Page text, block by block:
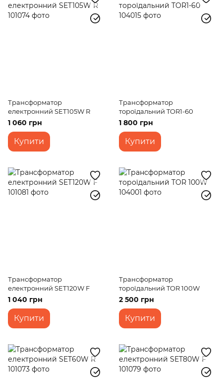
Трансформатор
електронний SET105W R
1 060 грн
Купити
Трансформатор
тороїдальний TOR1-60
1 800 грн
Купити
Трансформатор
електронний SET120W F
1 040 грн
Купити
Трансформатор
тороїдальний TOR 100W
2 500 грн
Купити